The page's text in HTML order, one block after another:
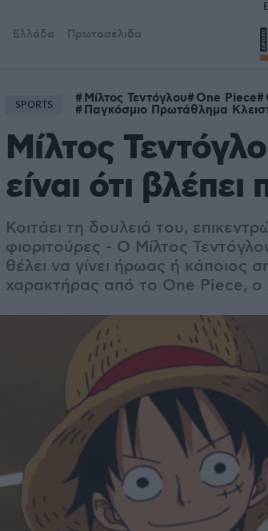
Ελλάδα Πρωτοσέλιδα
SPORTS Μίλτος Τεντόγλου One Piece
Παγκόσμιο Πρωτάθλημα
Μίλτος
είναι ότι
Κοιτάει τη δουλειά του,
φιοριτούρες - Ο Μίλτος
θέλει να γίνει ήρωας ή κάποιος
χαρακτήρας από το One Piece, ο